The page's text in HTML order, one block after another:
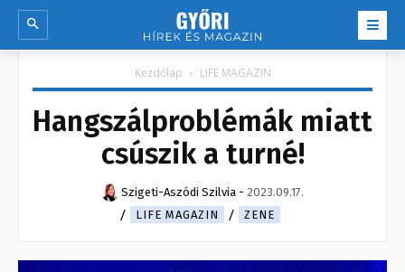
Kezdőlap LIFE MAGAZIN
Hangszálproblémák miatt
csúszik a turné!
Szigeti-Aszódi Szilvia - 2023.09.17.
LIFE MAGAZIN
ZENE